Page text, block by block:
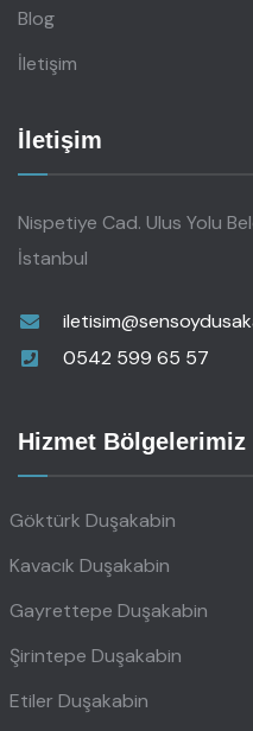
Blog
İletişim
İletişim
Nispetiye Cad. Ulus Yolu
İstanbul
0542 599 65 57
Hizmet Bölgelerimiz
Göktürk Duşakabin
Kavacık Duşakabin
Gayrettepe Duşakabin
Şirintepe Duşakabin
Etiler Duşakabin